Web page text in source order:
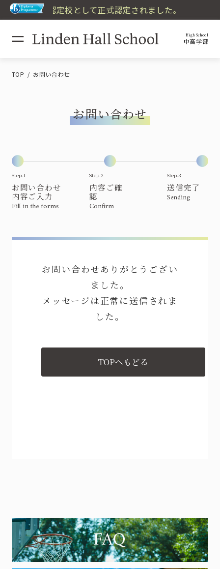
カロレア認定校として正式認定されました。
High School
中高学部
TOP お問い合わせ
お問い合わせ
Step.1
お問い合わせ
内容ご入力
Fill in the forms
Step.2
内容ご確
認
Confirm
Step.3
送信完了
Sending
お問い合わせありがとうござい
ました。
メッセージは正常に送信されま
した。
TOPへもどる